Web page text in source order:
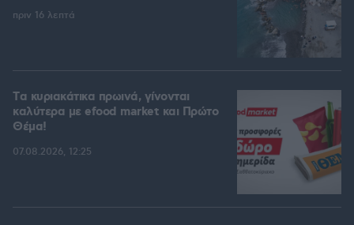
πριν 16 λεπτά
Tα κυριακάτικα πρωινά, γίνονται
καλύτερα με efood market και Πρώτο
Θέμα!
07.08.2026, 12:25